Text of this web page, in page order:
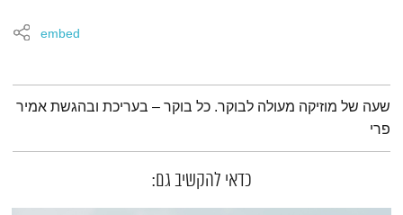
embed
תמצית הפודקאסט
שעה של מוזיקה מעולה לבוקר. כל בוקר – בעריכת ובהגשת אמיר
פרי
כדאי להקשיב גם: